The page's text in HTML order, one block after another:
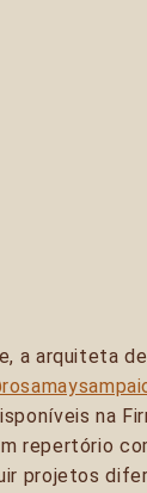
a arquiteta
na
repertório
projetos